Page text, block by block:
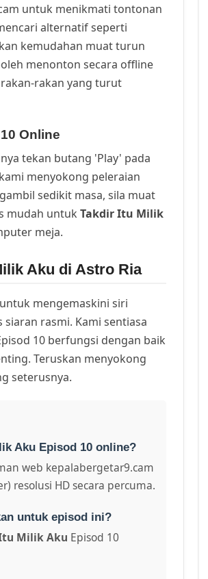
untuk menikmati tontonan
alternatif seperti
kemudahan muat turun
menonton secara offline
rakan yang turut
Online
tekan butang 'Play' pada
menyokong peleraian
sedikit masa, sila muat
mudah untuk Takdir Itu Milik
meja.
Aku di Astro Ria
mengemaskini siri
rasmi. Kami sentiasa
10 berfungsi dengan baik
Teruskan menyokong
seterusnya.
Aku Episod 10 online?
web kepalabergetar9.cam
resolusi HD secara percuma.
untuk episod ini?
Milik Aku Episod 10